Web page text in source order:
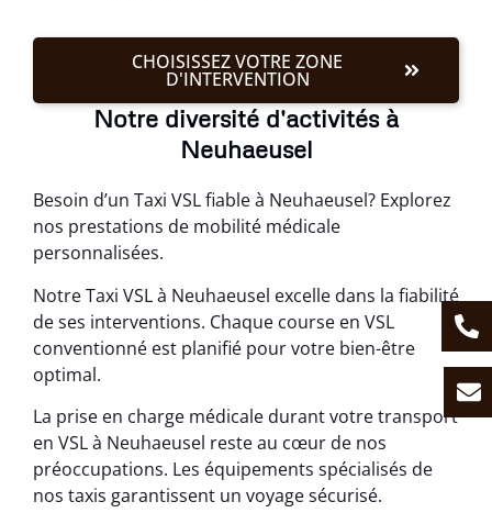
CHOISISSEZ VOTRE ZONE
D'INTERVENTION
Notre diversité d'activités à
Neuhaeusel
Besoin d’un Taxi VSL fiable à Neuhaeusel? Explorez
nos prestations de mobilité médicale
personnalisées.
Notre Taxi VSL à Neuhaeusel excelle dans la fiabilité
de ses interventions. Chaque course en VSL
conventionné est planifié pour votre bien-être
optimal.
La prise en charge médicale durant votre transport
en VSL à Neuhaeusel reste au cœur de nos
préoccupations. Les équipements spécialisés de
nos taxis garantissent un voyage sécurisé.